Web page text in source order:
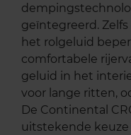
geïntegreerd.
het rolgeluid
comfortabele
geluid in het
voor lange ritten,
De Continental
uitstekende